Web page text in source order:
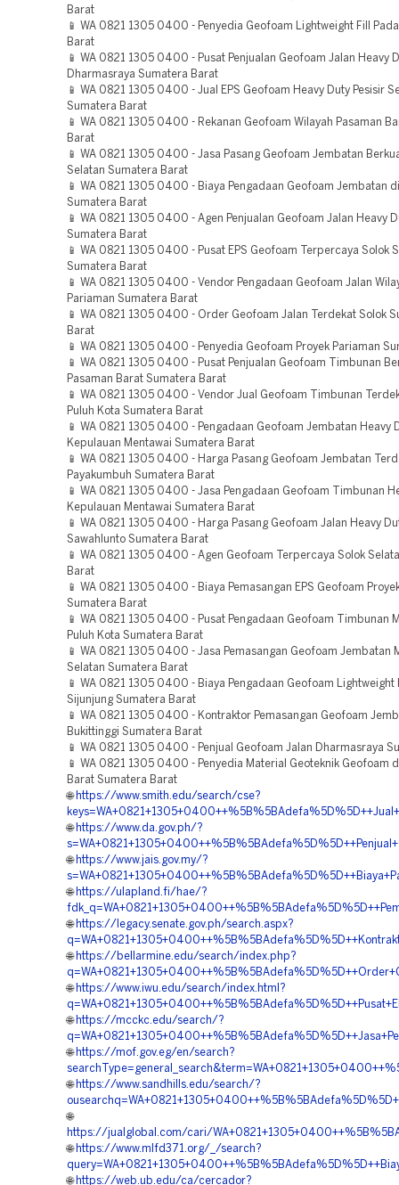
Barat
📱 WA 0821 1305 0400 - Penyedia Geofoam Lightweight Fill
Barat
📱 WA 0821 1305 0400 - Pusat Penjualan Geofoam Jalan Heavy
Dharmasraya Sumatera Barat
📱 WA 0821 1305 0400 - Jual EPS Geofoam Heavy Duty Pesisir
Sumatera Barat
📱 WA 0821 1305 0400 - Rekanan Geofoam Wilayah Pasaman
Barat
📱 WA 0821 1305 0400 - Jasa Pasang Geofoam Jembatan
Selatan Sumatera Barat
📱 WA 0821 1305 0400 - Biaya Pengadaan Geofoam Jembatan
Sumatera Barat
📱 WA 0821 1305 0400 - Agen Penjualan Geofoam Jalan Heavy
Sumatera Barat
📱 WA 0821 1305 0400 - Pusat EPS Geofoam Terpercaya Solok
Sumatera Barat
📱 WA 0821 1305 0400 - Vendor Pengadaan Geofoam Jalan
Pariaman Sumatera Barat
📱 WA 0821 1305 0400 - Order Geofoam Jalan Terdekat Solok
Barat
📱 WA 0821 1305 0400 - Penyedia Geofoam Proyek Pariaman
📱 WA 0821 1305 0400 - Pusat Penjualan Geofoam Timbunan
Pasaman Barat Sumatera Barat
📱 WA 0821 1305 0400 - Vendor Jual Geofoam Timbunan
Puluh Kota Sumatera Barat
📱 WA 0821 1305 0400 - Pengadaan Geofoam Jembatan Heavy
Kepulauan Mentawai Sumatera Barat
📱 WA 0821 1305 0400 - Harga Pasang Geofoam Jembatan
Payakumbuh Sumatera Barat
📱 WA 0821 1305 0400 - Jasa Pengadaan Geofoam Timbunan
Kepulauan Mentawai Sumatera Barat
📱 WA 0821 1305 0400 - Harga Pasang Geofoam Jalan Heavy
Sawahlunto Sumatera Barat
📱 WA 0821 1305 0400 - Agen Geofoam Terpercaya Solok
Barat
📱 WA 0821 1305 0400 - Biaya Pemasangan EPS Geofoam
Sumatera Barat
📱 WA 0821 1305 0400 - Pusat Pengadaan Geofoam Timbunan
Puluh Kota Sumatera Barat
📱 WA 0821 1305 0400 - Jasa Pemasangan Geofoam Jembatan
Selatan Sumatera Barat
📱 WA 0821 1305 0400 - Biaya Pengadaan Geofoam Lightweight
Sijunjung Sumatera Barat
📱 WA 0821 1305 0400 - Kontraktor Pemasangan Geofoam
Bukittinggi Sumatera Barat
📱 WA 0821 1305 0400 - Penjual Geofoam Jalan Dharmasraya
📱 WA 0821 1305 0400 - Penyedia Material Geoteknik Geofoam
Barat Sumatera Barat
🌐 https://www.smith.edu/search/cse?
🌐 https://www.da.gov.ph/?
🌐 https://www.jais.gov.my/?
🌐 https://ulapland.fi/hae/?
🌐 https://legacy.senate.gov.ph/search.aspx?
🌐 https://bellarmine.edu/search/index.php?
🌐 https://www.iwu.edu/search/index.html?
🌐 https://mcckc.edu/search/?
🌐 https://mof.gov.eg/en/search?
🌐 https://www.sandhills.edu/search/?
🌐
https://jualglobal.com/cari/
🌐 https://www.mlfd371.org/_/search?
🌐 https://web.ub.edu/ca/cercador?